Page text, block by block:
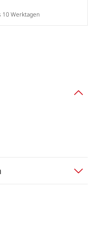
10 Werktagen